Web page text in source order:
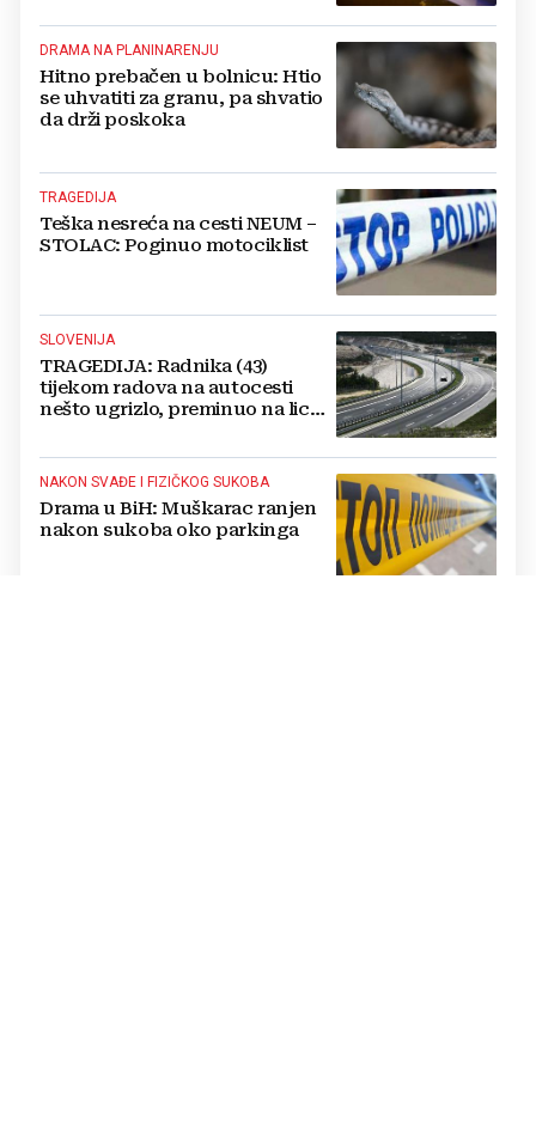
DRAMA NA PLANINARENJU
Hitno prebačen u bolnicu: Htio
se uhvatiti za granu, pa shvatio
da drži poskoka
TRAGEDIJA
Teška nesreća na cesti NEUM –
STOLAC: Poginuo motociklist
SLOVENIJA
TRAGEDIJA: Radnika (43)
tijekom radova na autocesti
nešto ugrizlo, preminuo na licu
NAKON SVAĐE I FIZIČKOG SUKOBA
Drama u BiH: Muškarac ranjen
nakon sukoba oko parkinga